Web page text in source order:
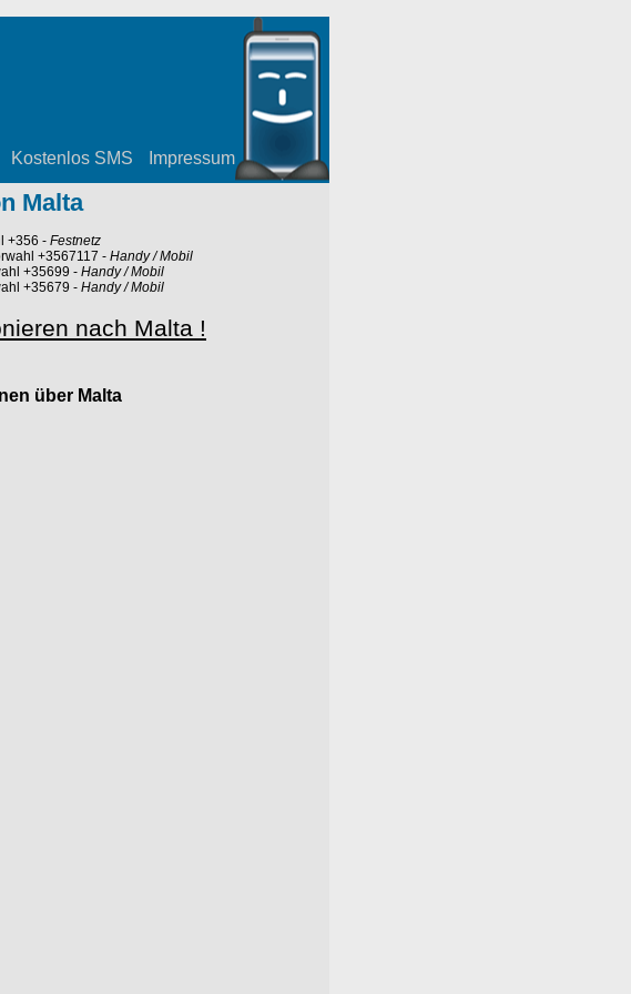
Kostenlos SMS Impressum
Malta
+356 - Festnetz
+3567117 - Handy / Mobil
+35699 - Handy / Mobil
+35679 - Handy / Mobil
nach Malta !
über Malta